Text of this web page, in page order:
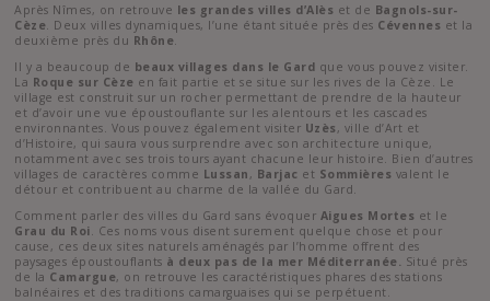
Après Nîmes, on retrouve les grandes villes d’Alès et de Bagnols-sur-
Cèze . Deux villes dynamiques, l’une étant située près des Cévennes et la
deuxième près du Rhône
Il y a beaucoup de beaux villages dans le Gard que vous pouvez visiter.
La Roque sur Cèze en fait partie et se situe sur les rives de la Cèze. Le
village est construit sur un rocher permettant de prendre de la hauteur
et d’avoir une vue époustouflante sur les alentours et les cascades
environnantes. Vous pouvez également visiter Uzès , ville d’Art et
d’Histoire, qui saura vous surprendre avec son architecture unique,
notamment avec ses trois tours ayant chacune leur histoire. Bien d’autres
villages de caractères comme Lussan , Barjac et Sommières valent le
détour et contribuent au charme de la vallée du Gard.
Comment parler des villes du Gard sans évoquer Aigues Mortes et le
Grau du Roi . Ces noms vous disent surement quelque chose et pour
cause, ces deux sites naturels aménagés par l’homme offrent des
paysages époustouflants à deux pas de la mer Méditerranée. Situé près
de la Camargue, on retrouve les caractéristiques phares des stations
balnéaires et des traditions camarguaises qui se perpétuent.